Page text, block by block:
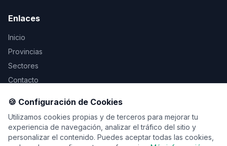
Enlaces
Inicio
Provincias
Sectores
Contacto
Legal
Aviso Legal
Privacidad
🍪 Configuración de Cookies
Utilizamos cookies propias y de terceros para mejorar tu
experiencia de navegación, analizar el tráfico del sitio y
personalizar el contenido. Puedes aceptar todas las cookies,